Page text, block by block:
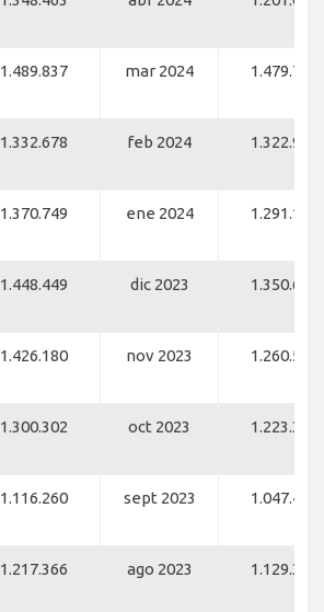
1.489.837 mar 2024 1.479.738
1.332.678 feb 2024 1.322.916
1.370.749 ene 2024 1.291.168
1.448.449 dic 2023 1.350.646
1.426.180 nov 2023 1.260.578
1.300.302 oct 2023 1.223.397
1.116.260 sept 2023 1.047.443
1.217.366 ago 2023 1.129.345